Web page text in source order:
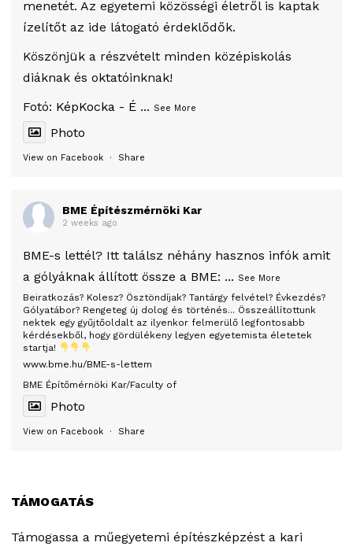
menetét. Az egyetemi közösségi életről is kaptak
ízelítőt az ide látogató érdeklődők.
Köszönjük a részvételt minden középiskolás
diáknak és oktatóinknak!
Fotó: KépKocka - É ... See More
Photo
View on Facebook · Share
BME Építészmérnöki Kar
2 weeks ago
BME-s lettél? Itt találsz néhány hasznos infók amit
a gólyáknak állított össze a BME:
Beiratkozás? Kolesz? Ösztöndíjak? Tantárgy felvétel? Évkezdés?
Gólyatábor? Rengeteg új dolog és történés... Összeállítottunk
nektek egy gyűjtőoldalt az ilyenkor felmerülő legfontosabb
kérdésekből, hogy gördülékeny legyen egyetemista életetek
startja!
www.bme.hu/BME-s-lettem
BME Építőmérnöki Kar/Faculty of
... See More
Photo
View on Facebook · Share
TÁMOGATÁS
Támogassa a műegyetemi építészképzést a kari